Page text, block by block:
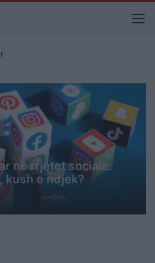
në rrjetet sociale:
kush e ndjek?